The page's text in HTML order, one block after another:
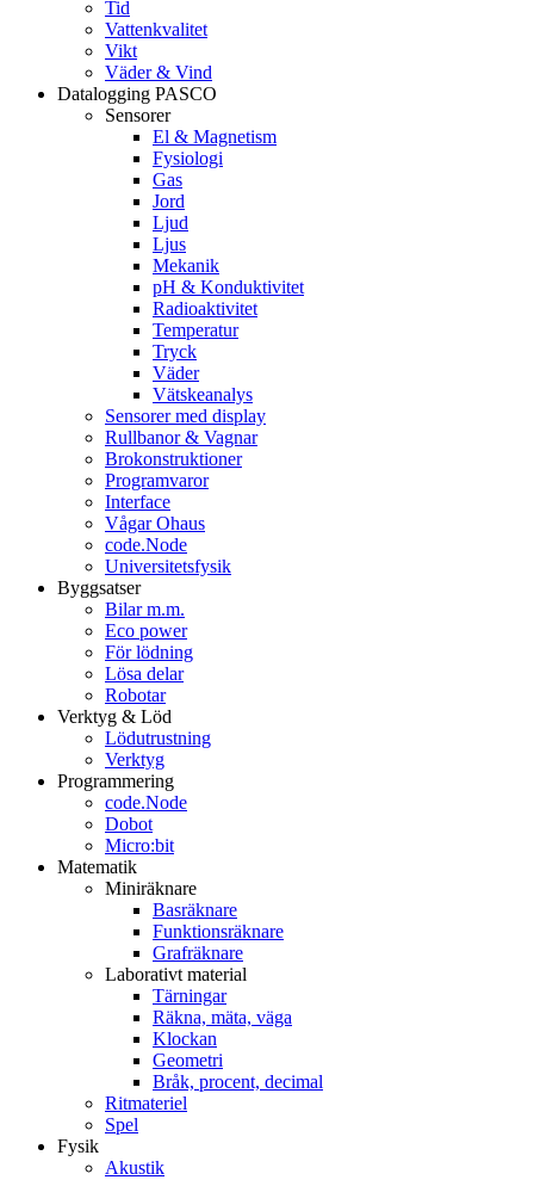
Tid
Vattenkvalitet
Vikt
Väder & Vind
Datalogging PASCO
Sensorer
El & Magnetism
Fysiologi
Gas
Jord
Ljud
Ljus
Mekanik
pH & Konduktivitet
Radioaktivitet
Temperatur
Tryck
Väder
Vätskeanalys
Sensorer med display
Rullbanor & Vagnar
Brokonstruktioner
Programvaror
Interface
Vågar Ohaus
code.Node
Universitetsfysik
Byggsatser
Bilar m.m.
Eco power
För lödning
Lösa delar
Robotar
Verktyg & Löd
Lödutrustning
Verktyg
Programmering
code.Node
Dobot
Micro:bit
Matematik
Miniräknare
Basräknare
Funktionsräknare
Grafräknare
Laborativt material
Tärningar
Räkna, mäta, väga
Klockan
Geometri
Bråk, procent, decimal
Ritmateriel
Spel
Fysik
Akustik